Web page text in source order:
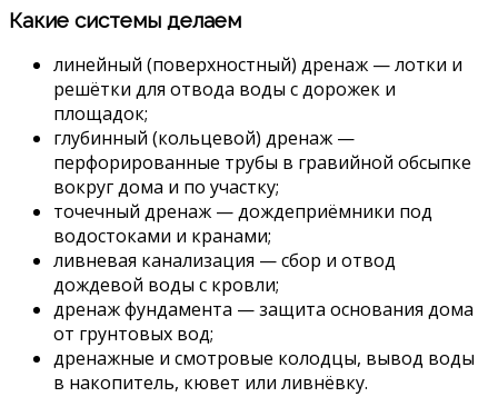
Какие системы делаем
линейный (поверхностный) дренаж — лотки и
решётки для отвода воды с дорожек и
площадок;
глубинный (кольцевой) дренаж —
перфорированные трубы в гравийной обсыпке
вокруг дома и по участку;
точечный дренаж — дождеприёмники под
водостоками и кранами;
ливневая канализация — сбор и отвод
дождевой воды с кровли;
дренаж фундамента — защита основания дома
от грунтовых вод;
дренажные и смотровые колодцы, вывод воды
в накопитель, кювет или ливнёвку.